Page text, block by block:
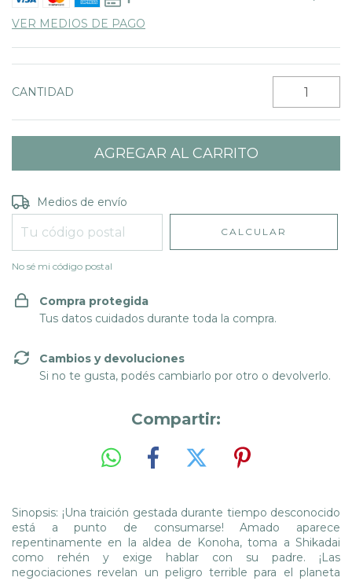
VER MEDIOS DE PAGO
CANTIDAD
Entregas para el CP:
Medios de envío
CALCULAR
No sé mi código postal
Compra protegida
Tus datos cuidados durante toda la compra.
Cambios y devoluciones
Si no te gusta, podés cambiarlo por otro o devolverlo.
Compartir:
Sinopsis: ¡Una traición gestada durante tiempo desconocido
está a punto de consumarse! Amado aparece
repentinamente en la aldea de Konoha, toma a Shikadai
como rehén y exige hablar con su padre. ¡Las
negociaciones revelan un peligro terrible para el planeta